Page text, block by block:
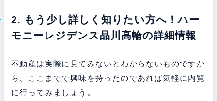
2. もう少し詳しく知りたい方へ！ハー
モニーレジデンス品川高輪の詳細情報
不動産は実際に見てみないとわからないものですか
ら、ここまでで興味を持ったのであれば気軽に内覧
に行ってみましょう。